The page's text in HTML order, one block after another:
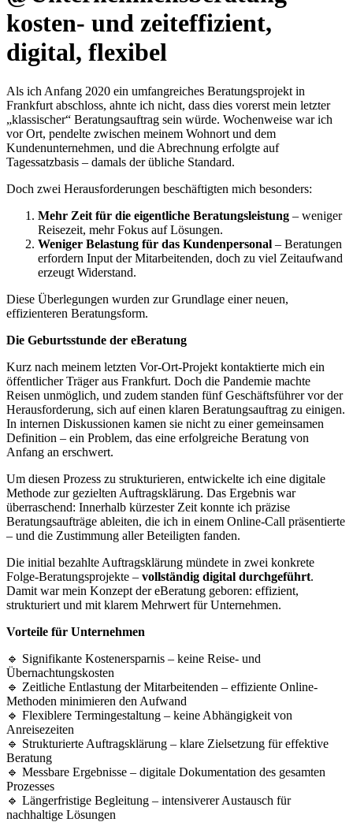
kosten- und zeiteffizient,
digital, flexibel
Als ich Anfang 2020 ein umfangreiches Beratungsprojekt in
Frankfurt abschloss, ahnte ich nicht, dass dies vorerst mein letzter
„klassischer“ Beratungsauftrag sein würde. Wochenweise war ich
vor Ort, pendelte zwischen meinem Wohnort und dem
Kundenunternehmen, und die Abrechnung erfolgte auf
Tagessatzbasis – damals der übliche Standard.
Doch zwei Herausforderungen beschäftigten mich besonders:
Mehr Zeit für die eigentliche Beratungsleistung – weniger
Reisezeit, mehr Fokus auf Lösungen.
Weniger Belastung für das Kundenpersonal – Beratungen
erfordern Input der Mitarbeitenden, doch zu viel Zeitaufwand
erzeugt Widerstand.
Diese Überlegungen wurden zur Grundlage einer neuen,
effizienteren Beratungsform.
Die Geburtsstunde der eBeratung
Kurz nach meinem letzten Vor-Ort-Projekt kontaktierte mich ein
öffentlicher Träger aus Frankfurt. Doch die Pandemie machte
Reisen unmöglich, und zudem standen fünf Geschäftsführer vor der
Herausforderung, sich auf einen klaren Beratungsauftrag zu einigen.
In internen Diskussionen kamen sie nicht zu einer gemeinsamen
Definition – ein Problem, das eine erfolgreiche Beratung von
Anfang an erschwert.
Um diesen Prozess zu strukturieren, entwickelte ich eine digitale
Methode zur gezielten Auftragsklärung. Das Ergebnis war
überraschend: Innerhalb kürzester Zeit konnte ich präzise
Beratungsaufträge ableiten, die ich in einem Online-Call präsentierte
– und die Zustimmung aller Beteiligten fanden.
Die initial bezahlte Auftragsklärung mündete in zwei konkrete
Folge-Beratungsprojekte – vollständig digital durchgeführt.
Damit war mein Konzept der eBeratung geboren: effizient,
strukturiert und mit klarem Mehrwert für Unternehmen.
Vorteile für Unternehmen
🔹 Signifikante Kostenersparnis – keine Reise- und
Übernachtungskosten
🔹 Zeitliche Entlastung der Mitarbeitenden – effiziente Online-
Methoden minimieren den Aufwand
🔹 Flexiblere Termingestaltung – keine Abhängigkeit von
Anreisezeiten
🔹 Strukturierte Auftragsklärung – klare Zielsetzung für effektive
Beratung
🔹 Messbare Ergebnisse – digitale Dokumentation des gesamten
Prozesses
🔹 Längerfristige Begleitung – intensiverer Austausch für
nachhaltige Lösungen